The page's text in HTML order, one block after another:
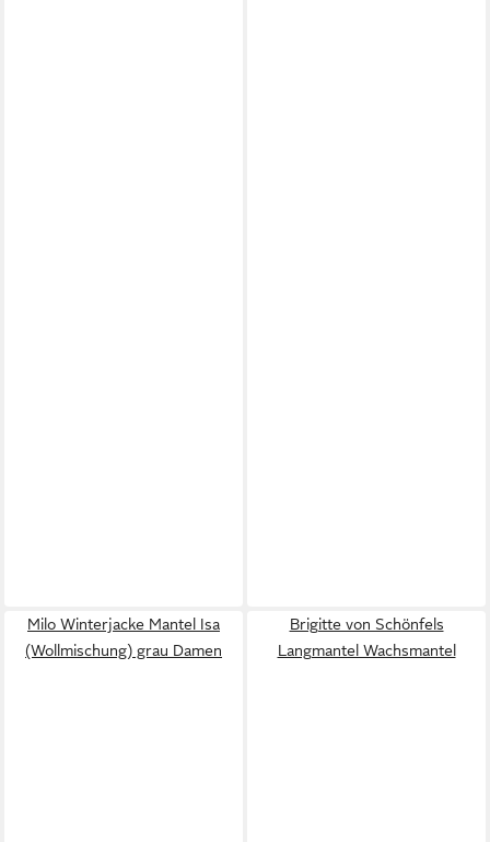
Milo Winterjacke Mantel Isa
(Wollmischung) grau Damen
Brigitte von Schönfels
Langmantel Wachsmantel